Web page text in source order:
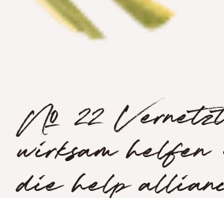
№ 22
wirksam
die help